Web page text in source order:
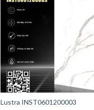
Lustra INST0601200003